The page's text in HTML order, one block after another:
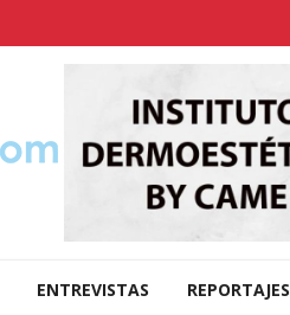
ENTREVISTAS REPORTAJES